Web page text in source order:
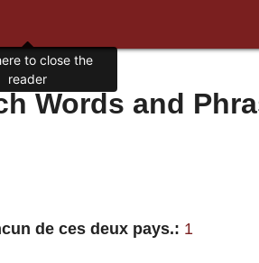
Words and
de ces deux pays.: 1